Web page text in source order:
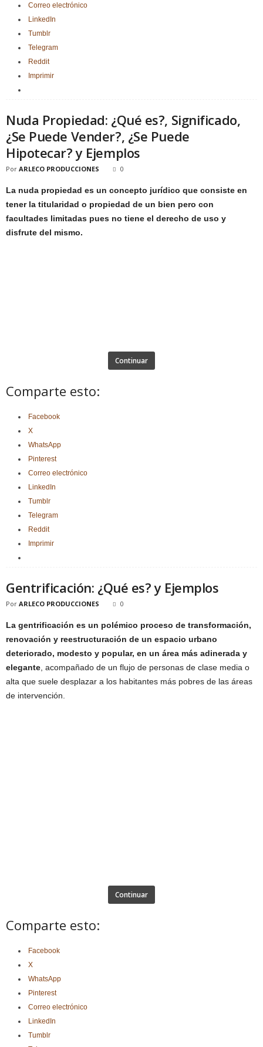
Correo electrónico
LinkedIn
Tumblr
Telegram
Reddit
Imprimir
Nuda Propiedad: ¿Qué es?, Significado,
¿Se Puede Vender?, ¿Se Puede
Hipotecar? y Ejemplos
Por ARLECO PRODUCCIONES 0
La nuda propiedad es un concepto jurídico que consiste en
tener la titularidad o propiedad de un bien pero con
facultades limitadas pues no tiene el derecho de uso y
disfrute del mismo.
Continuar
Comparte esto:
Facebook
X
WhatsApp
Pinterest
Correo electrónico
LinkedIn
Tumblr
Telegram
Reddit
Imprimir
Gentrificación: ¿Qué es? y Ejemplos
Por ARLECO PRODUCCIONES 0
La gentrificación es un polémico proceso de transformación,
renovación y reestructuración de un espacio urbano
deteriorado, modesto y popular, en un área más adinerada y
elegante , acompañado de un flujo de personas de clase media o
alta que suele desplazar a los habitantes más pobres de las áreas
de intervención.
Continuar
Comparte esto:
Facebook
X
WhatsApp
Pinterest
Correo electrónico
LinkedIn
Tumblr